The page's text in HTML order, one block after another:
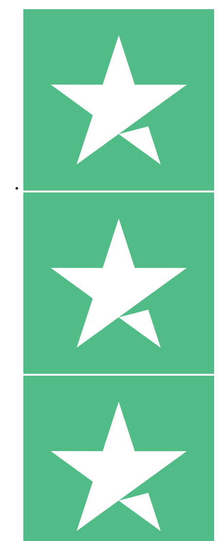
Packs de Crédits Individuels
Payez à l'utilisation avec des crédits de téléchargement. Sans
1 Téléchargement
10 00
10 Téléchargements
20 00